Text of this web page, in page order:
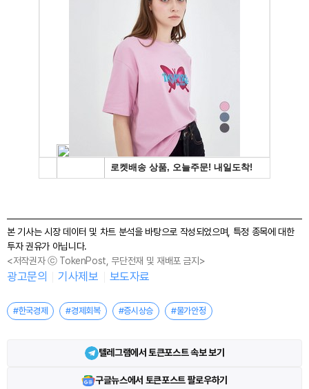
본 기사는 시장 데이터 및 차트 분석을 바탕으로 작성되었으며, 특정 종목에 대한
투자 권유가 아닙니다.
<저작권자 ⓒ TokenPost, 무단전재 및 재배포 금지>
광고문의 기사제보 보도자료
#한국경제 #경제회복 #증시상승 #물가안정
텔레그램에서 토큰포스트 속보 보기
구글뉴스에서 토큰포스트 팔로우하기